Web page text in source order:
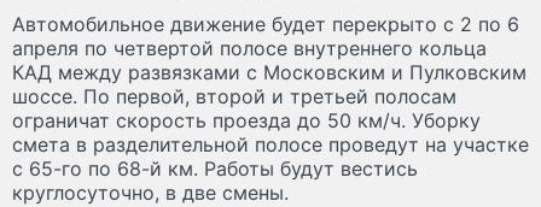
Автомобильное движение будет перекрыто с 2 по 6
апреля по четвертой полосе внутреннего кольца
КАД между развязками с Московским и Пулковским
шоссе. По первой, второй и третьей полосам
ограничат скорость проезда до 50 км/ч. Уборку
смета в разделительной полосе проведут на участке
с 65-го по 68-й км. Работы будут вестись
круглосуточно, в две смены.